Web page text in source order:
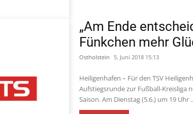
„Am Ende
Fünkchen mehr
Ostholstein 5. Juni 2018 15:13
Heiligenhafen – Für den TSV
Aufstiegsrunde zur Fußball-Kreisliga
Saison. Am Dienstag (5.6.) um 19 Uhr